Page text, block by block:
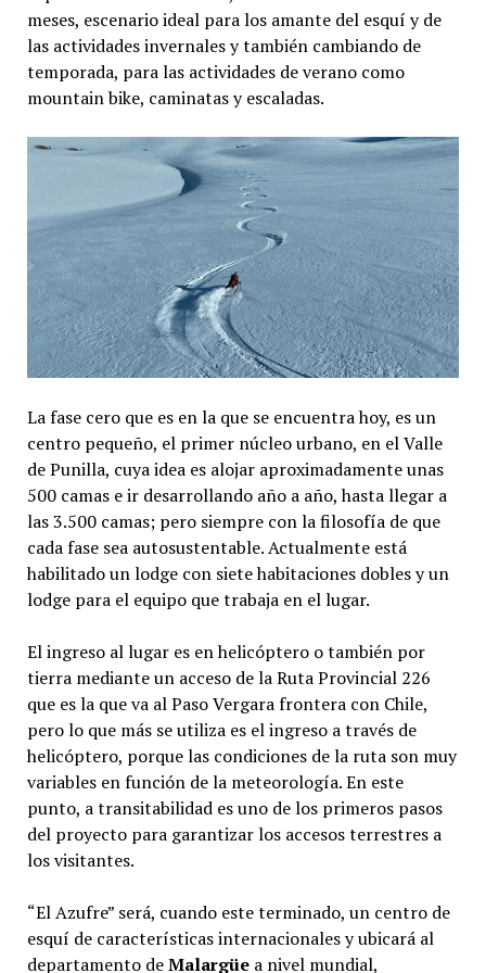
meses, escenario ideal para los amante del esquí y de
las actividades invernales y también cambiando de
temporada, para las actividades de verano como
mountain bike, caminatas y escaladas.
La fase cero que es en la que se encuentra hoy, es un
centro pequeño, el primer núcleo urbano, en el Valle
de Punilla, cuya idea es alojar aproximadamente unas
500 camas e ir desarrollando año a año, hasta llegar a
las 3.500 camas; pero siempre con la filosofía de que
cada fase sea autosustentable. Actualmente está
habilitado un lodge con siete habitaciones dobles y un
lodge para el equipo que trabaja en el lugar.
El ingreso al lugar es en helicóptero o también por
tierra mediante un acceso de la Ruta Provincial 226
que es la que va al Paso Vergara frontera con Chile,
pero lo que más se utiliza es el ingreso a través de
helicóptero, porque las condiciones de la ruta son muy
variables en función de la meteorología. En este
punto, a transitabilidad es uno de los primeros pasos
del proyecto para garantizar los accesos terrestres a
los visitantes.
“El Azufre” será, cuando este terminado, un centro de
esquí de características internacionales y ubicará al
departamento deMalargüea nivel mundial,